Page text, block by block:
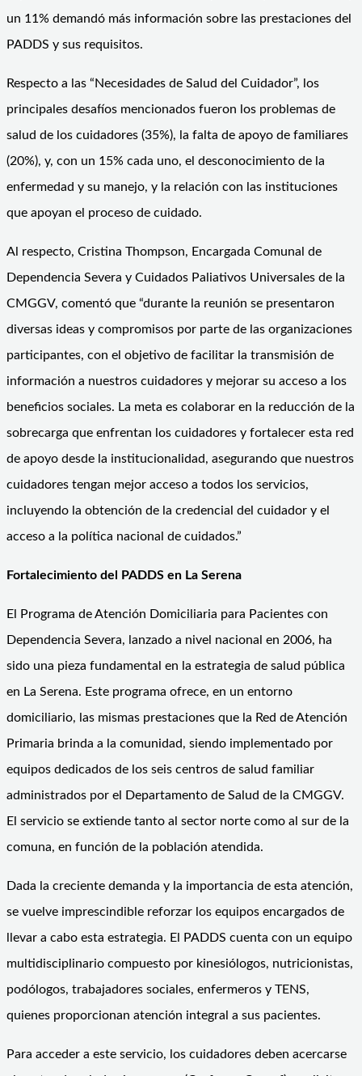
un 11% demandó más información sobre las prestaciones del
PADDS y sus requisitos.
Respecto a las “Necesidades de Salud del Cuidador”, los
principales desafíos mencionados fueron los problemas de
salud de los cuidadores (35%), la falta de apoyo de familiares
(20%), y, con un 15% cada uno, el desconocimiento de la
enfermedad y su manejo, y la relación con las instituciones
que apoyan el proceso de cuidado.
Al respecto, Cristina Thompson, Encargada Comunal de
Dependencia Severa y Cuidados Paliativos Universales de la
CMGGV, comentó que “durante la reunión se presentaron
diversas ideas y compromisos por parte de las organizaciones
participantes, con el objetivo de facilitar la transmisión de
información a nuestros cuidadores y mejorar su acceso a los
beneficios sociales. La meta es colaborar en la reducción de la
sobrecarga que enfrentan los cuidadores y fortalecer esta red
de apoyo desde la institucionalidad, asegurando que nuestros
cuidadores tengan mejor acceso a todos los servicios,
incluyendo la obtención de la credencial del cuidador y el
acceso a la política nacional de cuidados.”
Fortalecimiento del PADDS en La Serena
El Programa de Atención Domiciliaria para Pacientes con
Dependencia Severa, lanzado a nivel nacional en 2006, ha
sido una pieza fundamental en la estrategia de salud pública
en La Serena. Este programa ofrece, en un entorno
domiciliario, las mismas prestaciones que la Red de Atención
Primaria brinda a la comunidad, siendo implementado por
equipos dedicados de los seis centros de salud familiar
administrados por el Departamento de Salud de la CMGGV.
El servicio se extiende tanto al sector norte como al sur de la
comuna, en función de la población atendida.
Dada la creciente demanda y la importancia de esta atención,
se vuelve imprescindible reforzar los equipos encargados de
llevar a cabo esta estrategia. El PADDS cuenta con un equipo
multidisciplinario compuesto por kinesiólogos, nutricionistas,
podólogos, trabajadores sociales, enfermeros y TENS,
quienes proporcionan atención integral a sus pacientes.
Para acceder a este servicio, los cuidadores deben acercarse